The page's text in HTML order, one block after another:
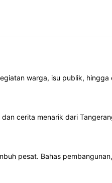
warga, isu publik, hingga
cerita menarik dari
pesat. Bahas